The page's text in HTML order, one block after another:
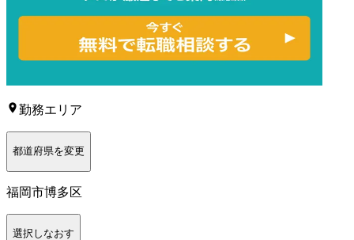
勤務エリア
都道府県を変更
福岡市博多区
選択しなおす